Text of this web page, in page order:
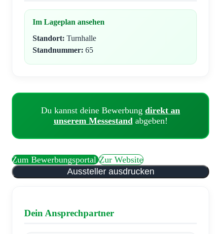
Im Lageplan ansehen
Standort: Turnhalle
Standnummer: 65
Du kannst deine Bewerbung direkt an
unserem Messestandabgeben!
Zum BewerbungsportalZur Website
Aussteller ausdrucken
Dein Ansprechpartner